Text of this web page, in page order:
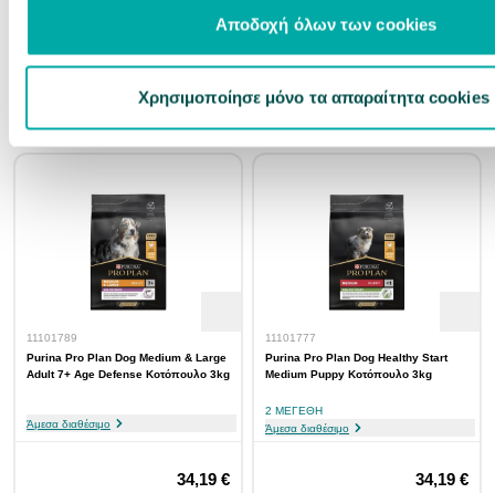
Αποδοχή όλων των cookies
Χρησιμοποίησε μόνο τα απαραίτητα cookies
36,00 €
18€ / kg
98,12 €
7.01€ / kg
11101789
Purina Pro Plan Dog Medium & Large
Adult 7+ Age Defense Κοτόπουλο 3kg
Άμεσα διαθέσιμο
34,19 €
11101777
Purina Pro Plan Dog Healthy Start
Medium Puppy Κοτόπουλο 3kg
2 ΜΕΓΈΘΗ
Άμεσα διαθέσιμο
34,19 €